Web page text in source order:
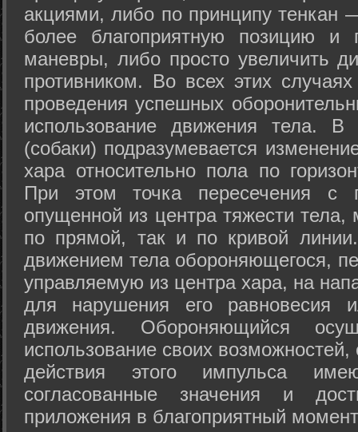
акциями, либо по принципу тенкан
более благоприятную позицию и
маневры, либо просто увеличить
противником. Во всех этих
проведения успешных
использование движения тела.
(собаки) подразумевается
хара относительно пола по
При этом точка пересечения с
опущенной из центра тяжести
по прямой, так и по кривой
движением тела обороняющегося,
управляемую из центра хара, на
для нарушения его равновесия
движения. Обороняющийся
использование своих
действия этого импульса
согласованные значения и
приложения в благоприятный